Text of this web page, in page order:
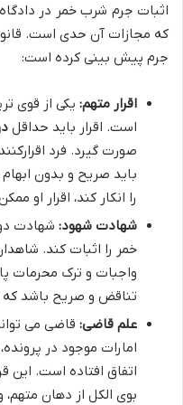
اثبات جرم شرب خمر در
که مجازات آن حدی است.
جرم پیش بینی کرده است:
اقرار متهم: یکی از قوی
است. اقرار باید حداقل
صورت گیرد. فرد
باید صریح و بدون ابهام
را انکار کند، اقرار او
شهادت شهود: شهادت
خمر را اثبات کند.
واجبات و ترک محرمات
تناقض و صریح باشد
علم قاضی: قاضی می
امارات موجود در
اتفاق افتاده است. این
بوی الکل از دهان